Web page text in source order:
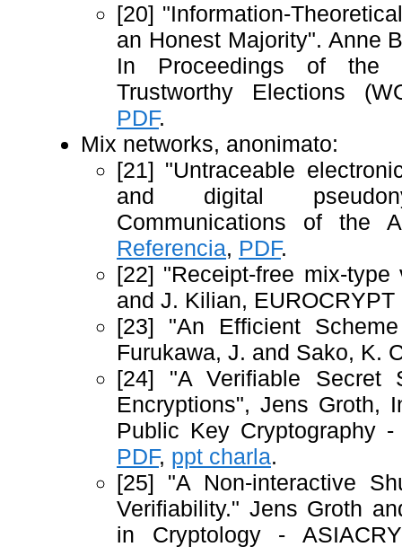
[20] "Information-
an Honest Majority". Anne
In Proceedings of the
Trustworthy Elections
PDF.
Mix networks, anonimato:
[21] "Untraceable
and digital
Communications of the
Referencia, PDF.
[22] "Receipt-free mix-
and J. Kilian,
[23] "An Efficient
Furukawa, J. and Sako, K.
[24] "A Verifiable Secret
Encryptions", Jens Groth,
Public Key Cryptography
PDF, ppt charla.
[25] "A Non-interactive
Verifiability." Jens Groth
in Cryptology -